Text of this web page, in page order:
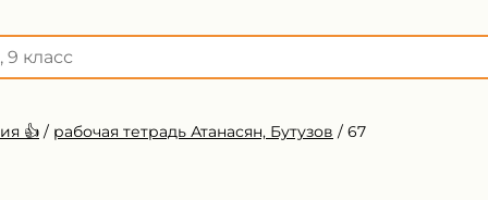
👍 / рабочая тетрадь Атанасян, Бутузов / 67